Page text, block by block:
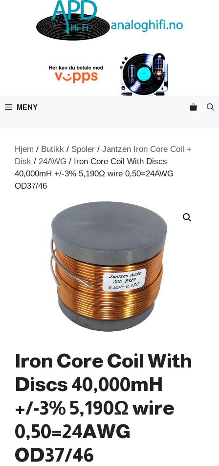
MENY
Hjem / Butikk / Spoler / Jantzen Iron Core Coil +
Disk / 24AWG / Iron Core Coil With Discs
40,000mH +/-3% 5,190Ω wire 0,50=24AWG
OD37/46
Iron Core Coil With
Discs 40,000mH
+/-3% 5,190Ω wire
0,50=24AWG
OD37/46